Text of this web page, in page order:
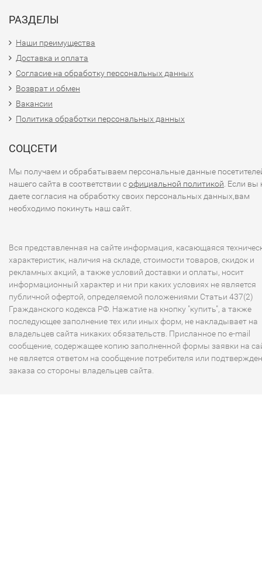
РАЗДЕЛЫ
Наши преимущества
Доставка и оплата
Согласие на обработку персональных данных
Возврат и обмен
Вакансии
Политика обработки персональных данных
СОЦСЕТИ
Мы получаем и обрабатываем персональные данные
нашего сайта в соответствии софициальной политикой . Если вы
даете согласия на обработку своих персональных данных,вам
необходимо покинуть наш сайт.
Вся представленная на сайте информация, касающаяся
характеристик, наличия на складе, стоимости товаров, скидок и
рекламных акций, а также условий доставки и оплаты, носит
информационный характер и ни при каких условиях не является
публичной офертой, определяемой положениями Статьи 437(2)
Гражданского кодекса РФ. Нажатие на кнопку "купить", а также
последующее заполнение тех или иных форм, не накладывает на
владельцев сайта никаких обязательств. Присланное по e-mail
сообщение, содержащее копию заполненной формы заявки на
не является ответом на сообщение потребителя или
заказа со стороны владельцев сайта.